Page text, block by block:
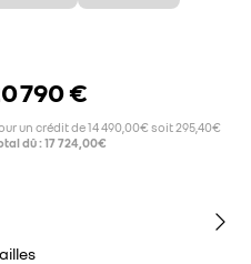
790 €
un crédit de 14 490,00€ soit 295,40€
dû : 17 724,00€